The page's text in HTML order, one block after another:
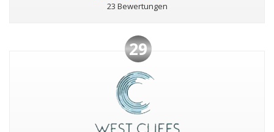
23 Bewertungen
29